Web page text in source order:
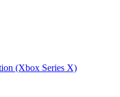
(Xbox Series X)